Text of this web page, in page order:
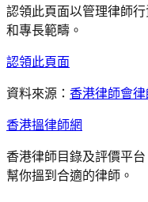
認領此頁面以管理律師
和專長範疇。
認領此頁面
資料來源： 香港律師會
香港搵律師網
香港律師目錄及評價平台
幫你搵到合適的律師。